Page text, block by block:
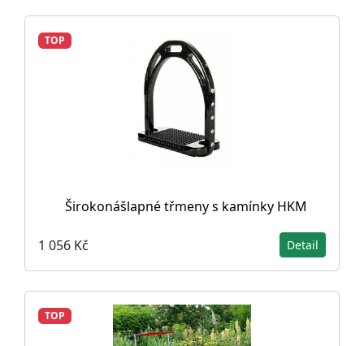
TOP
Širokonášlapné třmeny s kamínky HKM
1 056 Kč Detail
TOP